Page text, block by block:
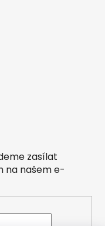
zasílat
na našem e-